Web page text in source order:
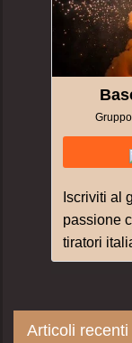
Iscriviti al
passione
tiratori
Articoli recenti